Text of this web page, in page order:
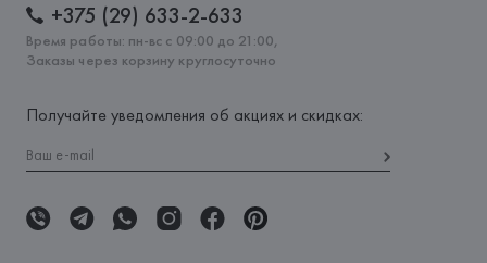
+375 (29) 633-2-633
Время работы: пн-вс с 09:00 до 21:00,
Заказы через корзину круглосуточно
Получайте уведомления об акциях и скидках: